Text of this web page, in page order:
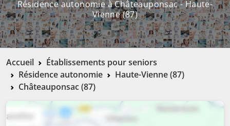
Résidence autonomie à Châteauponsac - Haute-
Vienne (87)
Accueil
Établissements pour seniors
Résidence autonomie
Haute-Vienne (87)
Châteauponsac (87)